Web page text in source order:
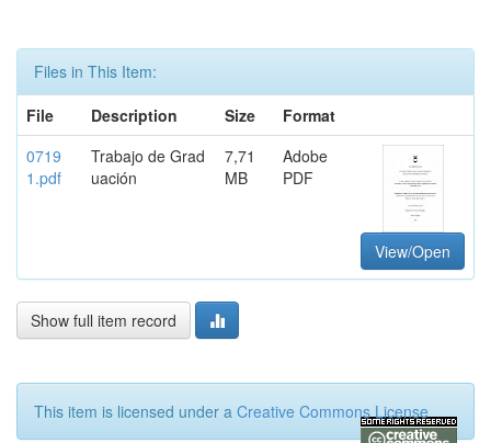
Files in This Item:
File
Description Size
Format
0719
1.pdf
Trabajo de Grad
uación
7,71
MB
Adobe
PDF
View/Open
Show full item record
This item is licensed under a Creative Commons License